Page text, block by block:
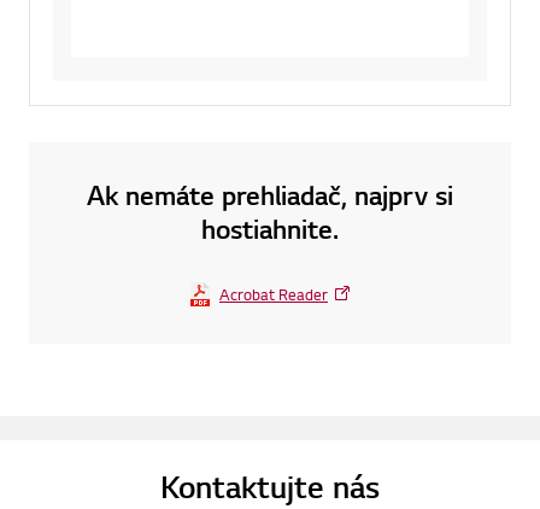
Ak nemáte prehliadač, najprv si
hostiahnite.
Acrobat Reader
Kontaktujte nás